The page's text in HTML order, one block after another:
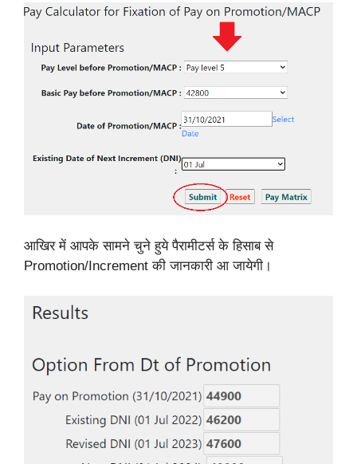
आखिर में आपके सामने चुने हुये पैरामीटर्स के हिसाब से
Promotion/Increment की जानकारी आ जायेगी।